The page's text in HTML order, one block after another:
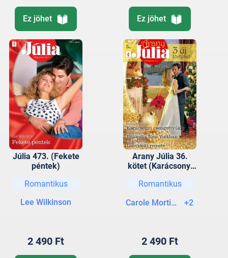
Ez jöhet Ez jöhet
Júlia 473. (Fekete
péntek)
Romantikus
Lee Wilkinson
2 490 Ft
Arany Júlia 36.
kötet (Karácsonyi
Bújócska New
remete)
Romantikus
Carole Mortimer+2
2 490 Ft